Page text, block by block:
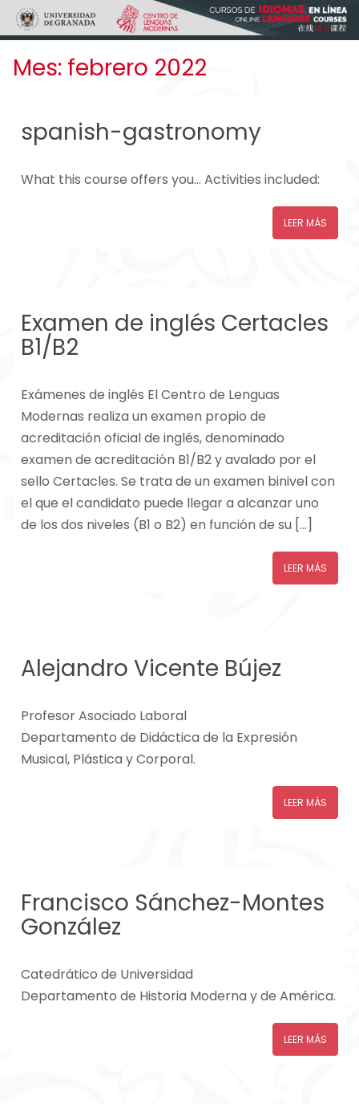
Skip to main content
Mes: febrero 2022
spanish-gastronomy
What this course offers you… Activities included:
LEER MÁS
Examen de inglés Certacles
B1/B2
Exámenes de inglés El Centro de Lenguas
Modernas realiza un examen propio de
acreditación oficial de inglés, denominado
examen de acreditación B1/B2 y avalado por el
sello Certacles. Se trata de un examen binivel con
el que el candidato puede llegar a alcanzar uno
de los dos niveles (B1 o B2) en función de su […]
LEER MÁS
Alejandro Vicente Bújez
Profesor Asociado Laboral
Departamento de Didáctica de la Expresión
Musical, Plástica y Corporal.
LEER MÁS
Francisco Sánchez-Montes
González
Catedrático de Universidad
Departamento de Historia Moderna y de América.
LEER MÁS